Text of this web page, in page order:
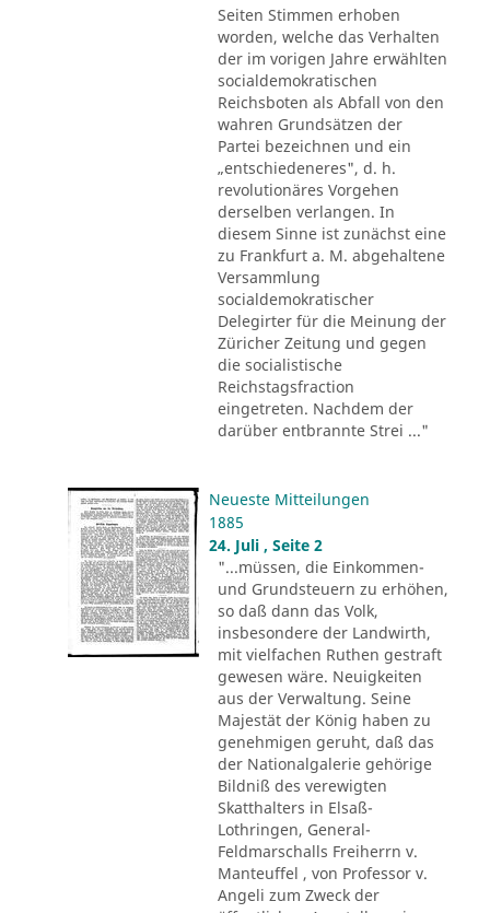
Seiten Stimmen erhoben
worden, welche das Verhalten
der im vorigen Jahre erwählten
socialdemokratischen
Reichsboten als Abfall von den
wahren Grundsätzen der
Partei bezeichnen und ein
„entschiedeneres", d. h.
revolutionäres Vorgehen
derselben verlangen. In
diesem Sinne ist zunächst eine
zu Frankfurt a. M. abgehaltene
Versammlung
socialdemokratischer
Delegirter für die Meinung der
Züricher Zeitung und gegen
die socialistische
Reichstagsfraction
eingetreten. Nachdem der
darüber entbrannte Strei ..."
Neueste Mitteilungen
1885
24. Juli , Seite 2
"...müssen, die Einkommen-
und Grundsteuern zu erhöhen,
so daß dann das Volk,
insbesondere der Landwirth,
mit vielfachen Ruthen gestraft
gewesen wäre. Neuigkeiten
aus der Verwaltung. Seine
Majestät der König haben zu
genehmigen geruht, daß das
der Nationalgalerie gehörige
Bildniß des verewigten
Skatthalters in Elsaß-
Lothringen, General-
Feldmarschalls Freiherrn v.
Manteuffel , von Professor v.
Angeli zum Zweck der